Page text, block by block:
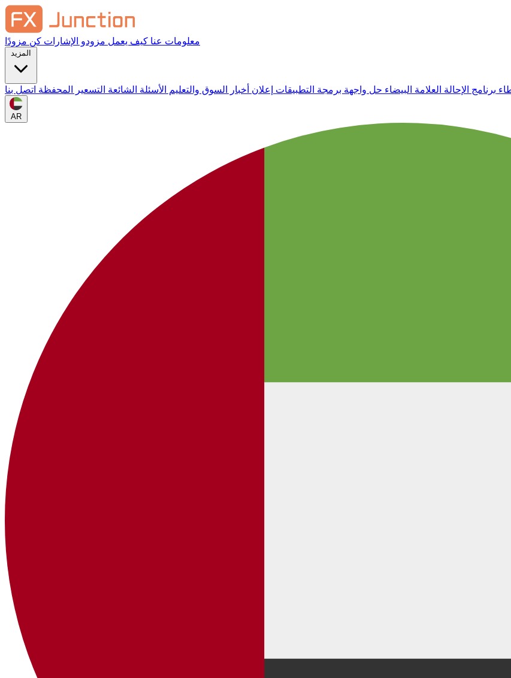
معلومات عنا كيف يعمل مزودو الإشارات كن مزودًا
برنامج الإحالة العلامة البيضاء حل واجهة برمجة التطبيقات إعلان أخبار السوق والتعليم الأسئلة الشائعة التسعير المحفظة اتصل بنا
AR